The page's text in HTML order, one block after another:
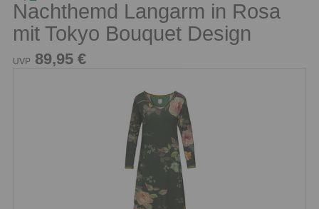
Nachthemd Langarm in Rosa
mit Tokyo Bouquet Design
UVP 89,95 €